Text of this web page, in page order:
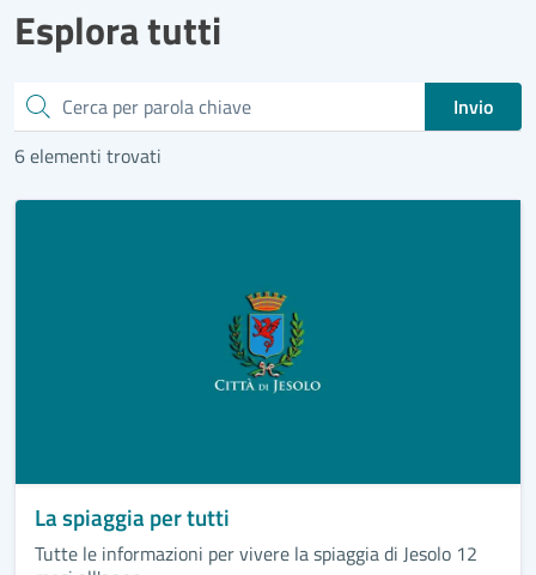
Esplora tutti
Cerca
Invio
6 elementi trovati
La spiaggia per tutti
Tutte le informazioni per vivere la spiaggia di Jesolo 12